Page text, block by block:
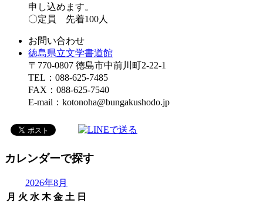
申し込めます。
〇定員 先着100人
お問い合わせ
徳島県立文学書道館
〒770-0807 徳島市中前川町2-22-1
TEL：088-625-7485
FAX：088-625-7540
E-mail：kotonoha@bungakushodo.jp
カレンダーで探す
2026年8月
月 火 水 木 金 土 日